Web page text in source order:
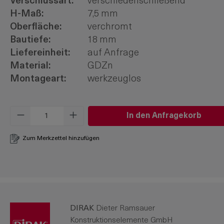
H-Maß:
7,5 mm
Oberfläche:
verchromt
Bautiefe:
18 mm
Liefereinheit:
auf Anfrage
Material:
GDZn
Montageart:
werkzeuglos
Produkt Anzahl: Gib denIn den Anfragekorb
Zum Merkzettel hinzufügen
DIRAK Dieter Ramsauer
Konstruktionselemente GmbH